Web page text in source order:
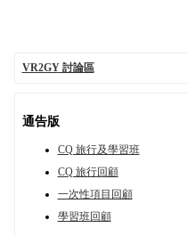
VR2GY 討論區
通告版
CQ 旅行及學習班
CQ 旅行回顧
一次性項目回顧
學習班回顧